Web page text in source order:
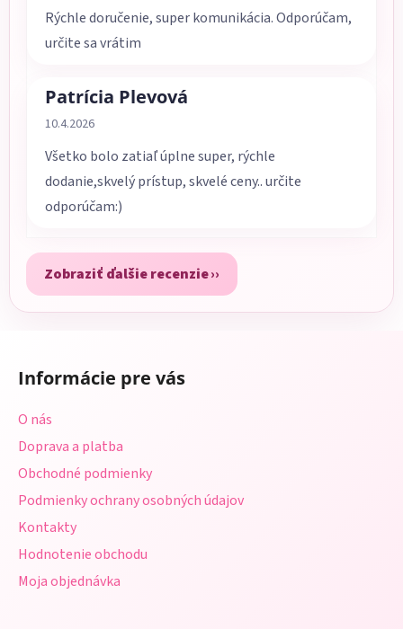
Rýchle doručenie, super komunikácia. Odporúčam,
určite sa vrátim
Patrícia Plevová
Hodnotenie obchodu je 5 z 5 hviezdičiek.
10.4.2026
Všetko bolo zatiaľ úplne super, rýchle
dodanie,skvelý prístup, skvelé ceny.. určite
odporúčam:)
Zobraziť ďalšie recenzie
Informácie pre vás
O nás
Doprava a platba
Obchodné podmienky
Podmienky ochrany osobných údajov
Kontakty
Hodnotenie obchodu
Moja objednávka